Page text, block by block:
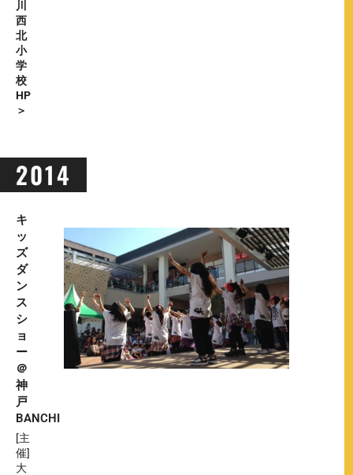
川
西
北
小
学
校
HP
＞
2014
キ
ッ
ズ
ダ
ン
ス
シ
ョ
ー
＠
神
戸
BANCHI
[主
催]
大